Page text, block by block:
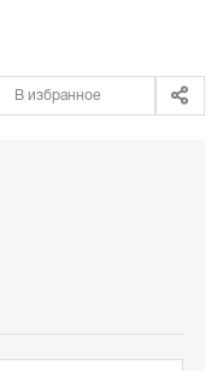
В избранное